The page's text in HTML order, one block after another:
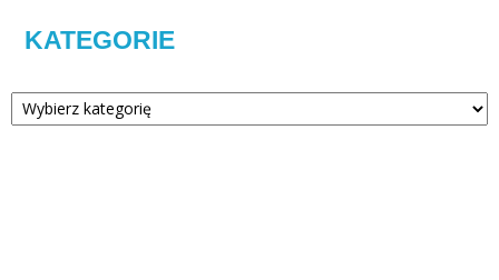
KATEGORIE
Kategorie